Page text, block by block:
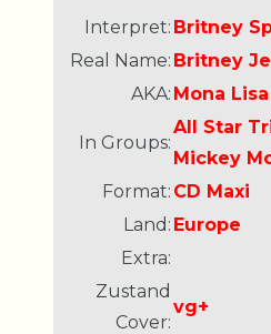
Interpret: Britney
Real Name: Britney
AKA: Mona Lisa
In Groups:
All Star
Mickey
Format: CD Maxi
Land: Europe
Extra:
Zustand
Cover:
vg+